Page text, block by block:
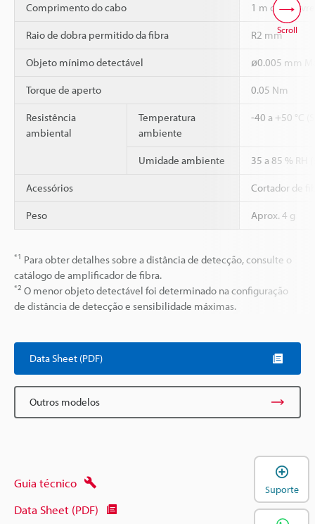
Comprimento do cabo 1 m corte livre
Raio de dobra permitido da fibra R2 mm
Objeto mínimo detectável ø0.005 mm
Torque de aperto 0.05 Nm
Resistência
ambiental
Temperatura
ambiente
-40 a +50 °C
Umidade ambiente 35 a 85 % RH
Acessórios Cortador de
Peso Aprox. 4 g
*1 Para obter detalhes sobre a distância de detecção, consulte o
catálogo de amplificador de fibra.
*2 O menor objeto detectável foi determinado na configuração
de distância de detecção e sensibilidade máximas.
Scroll
Data Sheet (PDF)
Outros modelos
Guia técnico
Data Sheet (PDF)
Suporte